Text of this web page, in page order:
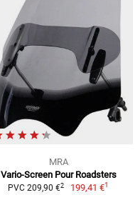
MRA
Vario-Screen Pour Roadsters
PVC 209,90 €2 199,41 €1